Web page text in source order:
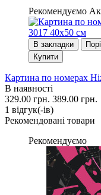
Рекомендуємо
В закладки
Купити
Картина по номерах
В наявності
329.00 грн. 389.00 грн.
1 вiдгук(-iв)
Рекомендовані товари
Рекомендуємо